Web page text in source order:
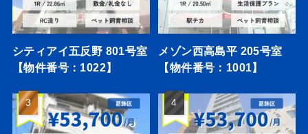
シティアイ五反野 801号室
【物件番号：1022】
メゾン西高島平 205号室
【物件番号：1001】